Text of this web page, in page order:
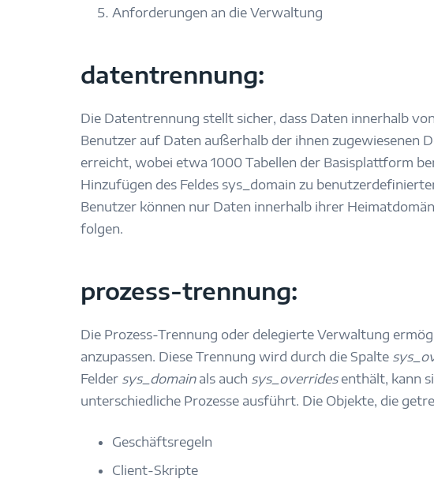
Anforderungen an die Verwaltung
datentrennung:
Die Datentrennung stellt sicher, dass Daten innerhalb
Benutzer auf Daten außerhalb der ihnen zugewiesenen
erreicht, wobei etwa 1000 Tabellen der Basisplattform
Hinzufügen des Feldes sys_domain zu
Benutzer können nur Daten innerhalb ihrer
folgen.
prozess-trennung:
Die Prozess-Trennung oder delegierte Verwaltung
anzupassen. Diese Trennung wird durch die Spalte
Felder sys_domain als auch sys_overrides enthält, kann
unterschiedliche Prozesse ausführt. Die Objekte, die
Geschäftsregeln
Client-Skripte